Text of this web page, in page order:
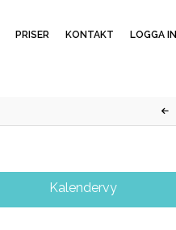
PRISER KONTAKT LOGGA IN
Kalendervy